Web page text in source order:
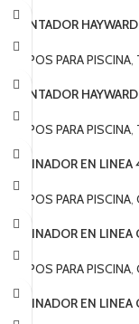
CALENTADOR
EQUIPOS PARA PISCINA,
CALENTADOR
EQUIPOS PARA PISCINA,
CLORINADOR EN
EQUIPOS PARA PISCINA,
CLORINADOR EN
EQUIPOS PARA PISCINA,
CLORINADOR EN